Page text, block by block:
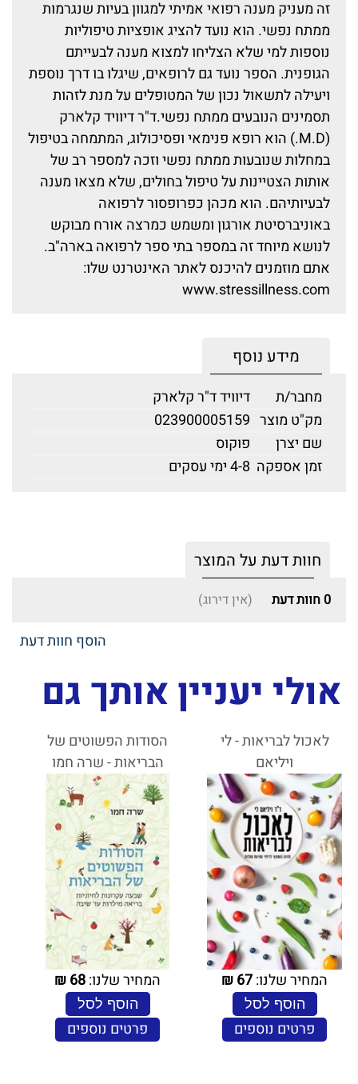
זה מעניק מענה רפואי אמיתי למגוון בעיות שנגרמות
ממתח נפשי. הוא נועד להציג אופציות טיפוליות
נוספות למי שלא הצליחו למצוא מענה לבעייתם
הגופנית. הספר נועד גם לרופאים, שיגלו בו דרך נוספת
ויעילה לתשאול נכון של המטופלים על מנת לזהות
תסמינים הנובעים ממתח נפשי.ד"ר דיוויד קלארק
(M.D.) הוא רופא פנימאי ופסיכולוג, המתמחה בטיפול
במחלות שנובעות ממתח נפשי וזכה למספר רב של
אותות הצטיינות על טיפול בחולים, שלא מצאו מענה
לבעיותיהם. הוא מכהן כפרופסור לרפואה
באוניברסיטת אורגון ומשמש כמרצה אורח מבוקש
לנושא מיוחד זה במספר בתי ספר לרפואה בארה"ב.
אתם מוזמנים להיכנס לאתר האינטרנט שלו:
www.stressillness.com
מידע נוסף
מחבר/ת
דיוויד ד"ר קלארק
מק"ט מוצר 023900005159
שם יצרן
פוקוס
זמן אספקה 4-8 ימי עסקים
חוות דעת על המוצר
0 חוות דעת (אין דירוג)
הוסף חוות דעת
אולי יעניין אותך גם
לאכול לבריאות - לי
ויליאם
המחיר שלנו:67
₪
הוסף לסל
פרטים נוספים
הסודות הפשוטים של
הבריאות - שרה חמו
המחיר שלנו:68
₪
הוסף לסל
פרטים נוספים